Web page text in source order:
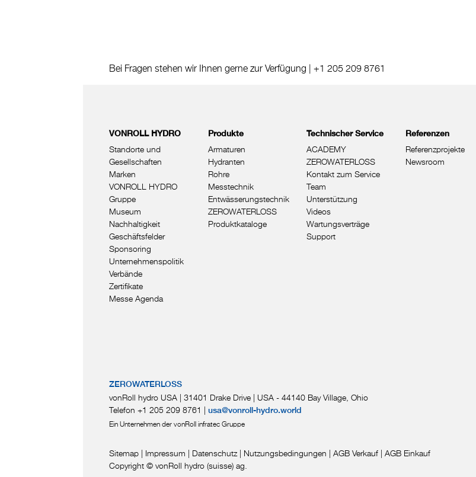
Bei Fragen stehen wir Ihnen gerne zur Verfügung | +1 205 209 8761
VONROLL HYDRO
Standorte und
Gesellschaften
Marken
VONROLL HYDRO
Gruppe
Museum
Nachhaltigkeit
Geschäftsfelder
Sponsoring
Unternehmenspolitik
Verbände
Zertifikate
Messe Agenda
Produkte
Armaturen
Hydranten
Rohre
Messtechnik
Entwässerungstechnik
ZEROWATERLOSS
Produktkataloge
Technischer Service
ACADEMY
ZEROWATERLOSS
Kontakt zum Service
Team
Unterstützung
Videos
Wartungsverträge
Support
Referenzen
Referenzprojekte
Newsroom
ZEROWATERLOSS
vonRoll hydro USA | 31401 Drake Drive | USA - 44140 Bay Village, Ohio
Telefon +1 205 209 8761 | usa@vonroll-hydro.world
Ein Unternehmen der vonRoll infratec Gruppe
Sitemap | Impressum | Datenschutz | Nutzungsbedingungen | AGB Verkauf | AGB Einkauf
Copyright © vonRoll hydro (suisse) ag.